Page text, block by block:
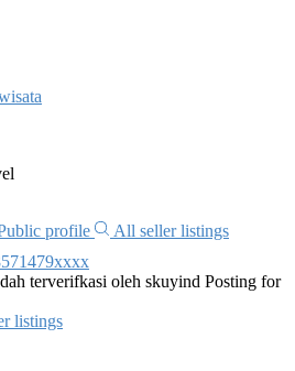
profile
All seller listings
terverifkasi oleh skuyind Posting for
listings